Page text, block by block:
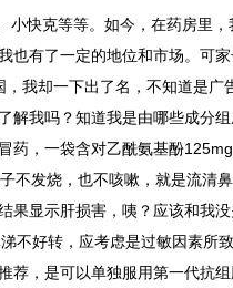
快克等等。如今，在药房里，
有了一定的地位和市场。可家
我却一下出了名，不知道是广
解我吗？知道我是由哪些成分
药，一袋含对乙酰氨基酚
不发烧，也不咳嗽，就是流清鼻
果显示肝损害，咦？应该和我
不好转，应考虑是过敏因素所
荐，是可以单独服用第一代抗